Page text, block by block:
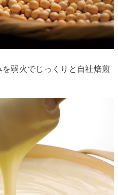
弱火でじっくりと自社焙煎